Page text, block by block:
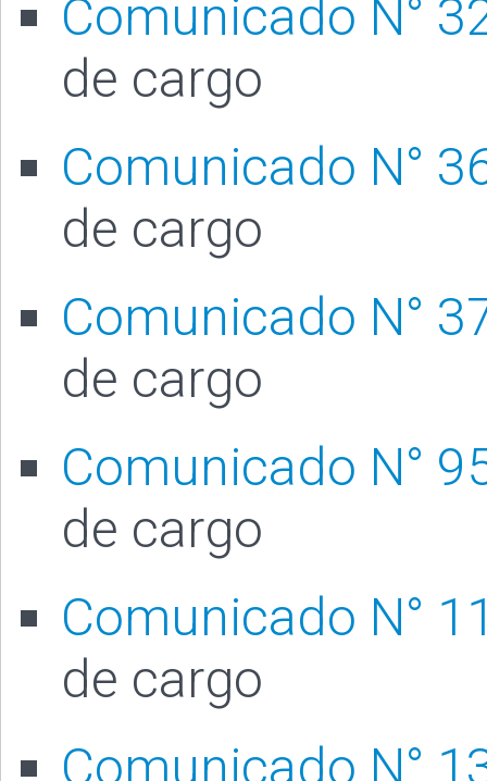
Comunicado N°
de cargo
Comunicado N°
de cargo
Comunicado N°
de cargo
Comunicado N°
de cargo
Comunicado N°
de cargo
Comunicado N°